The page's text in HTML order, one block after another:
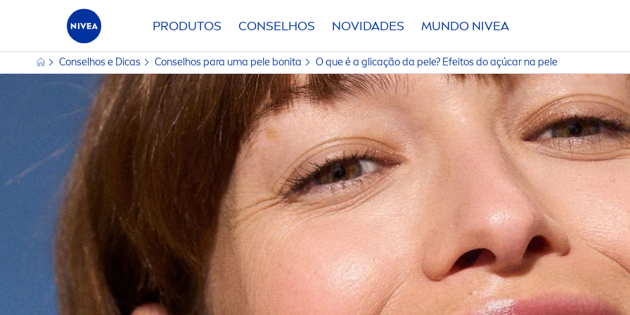
PRODUTOS CONSELHOS NOVIDADES MUNDO NIVEA
Conselhos e Dicas Conselhos para uma pele bonita O que é a glicação da pele? Efeitos do açúcar na pele